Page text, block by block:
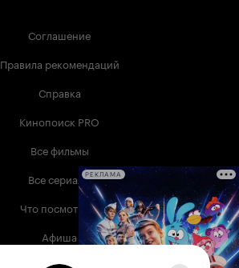
Соглашение
Правила рекомендаций
Справка
Кинопоиск PRO
Все фильмы
Все сериалы
Что посмотреть
Афиша
Музыка
РЕКЛАМА